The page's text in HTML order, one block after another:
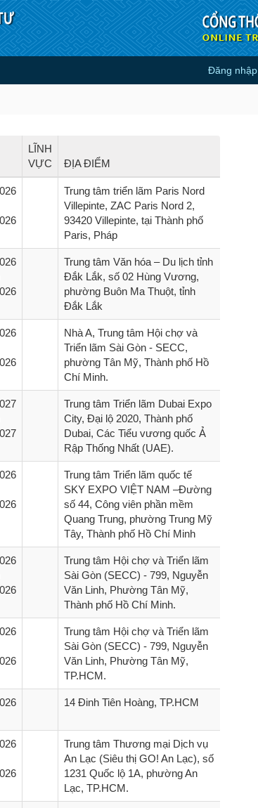
Đăng nhập
LĨNH
VỰC
ĐỊA ĐIỂM
Trung tâm triển lãm Paris Nord
Villepinte, ZAC Paris Nord 2,
93420 Villepinte, tại Thành phố
Paris, Pháp
Trung tâm Văn hóa – Du lịch tỉnh
Đắk Lắk, số 02 Hùng Vương,
phường Buôn Ma Thuột, tỉnh
Đắk Lắk
Nhà A, Trung tâm Hội chợ và
Triển lãm Sài Gòn - SECC,
phường Tân Mỹ, Thành phố Hồ
Chí Minh.
Trung tâm Triển lãm Dubai Expo
City, Đại lộ 2020, Thành phố
Dubai, Các Tiểu vương quốc Ả
Rập Thống Nhất (UAE).
Trung tâm Triển lãm quốc tế
SKY EXPO VIỆT NAM –Đường
số 44, Công viên phần mềm
Quang Trung, phường Trung Mỹ
Tây, Thành phố Hồ Chí Minh
Trung tâm Hội chợ và Triển lãm
Sài Gòn (SECC) - 799, Nguyễn
Văn Linh, Phường Tân Mỹ,
Thành phố Hồ Chí Minh.
Trung tâm Hội chợ và Triển lãm
Sài Gòn (SECC) - 799, Nguyễn
Văn Linh, Phường Tân Mỹ,
TP.HCM.
14 Đinh Tiên Hoàng, TP.HCM
Trung tâm Thương mại Dịch vụ
An Lạc (Siêu thị GO! An Lạc), số
1231 Quốc lộ 1A, phường An
Lạc, TP.HCM.